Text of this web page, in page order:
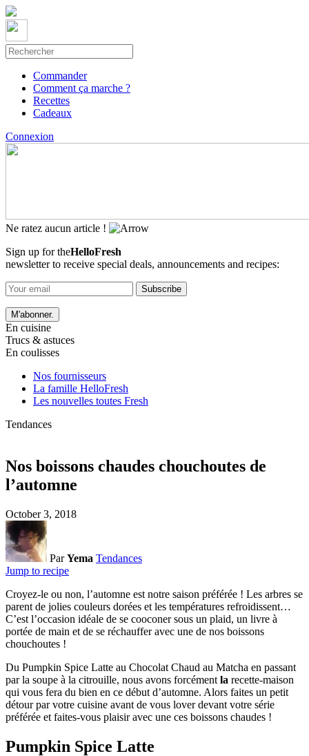
Commander
Comment ça marche ?
Recettes
Cadeaux
Connexion
Ne ratez aucun article !
Sign up for theHelloFresh
newsletter to receive special deals, announcements and recipes:
M'abonner.
En cuisine
Trucs & astuces
En coulisses
Nos fournisseurs
La famille HelloFresh
Les nouvelles toutes Fresh
Tendances
Nos boissons chaudes chouchoutes de
l’automne
October 3, 2018
ParYema Tendances
Jump to recipe
Croyez-le ou non, l’automne est notre saison préférée ! Les arbres se
parent de jolies couleurs dorées et les températures refroidissent…
C’est l’occasion idéale de se cooconer sous un plaid, un livre à
portée de main et de se réchauffer avec une de nos boissons
chouchoutes !
Du Pumpkin Spice Latte au Chocolat Chaud au Matcha en passant
par la soupe à la citrouille, nous avons forcément la recette-maison
qui vous fera du bien en ce début d’automne. Alors faites un petit
détour par votre cuisine avant de vous lover devant votre série
préférée et faites-vous plaisir avec une ces boissons chaudes !
Pumpkin Spice Latte